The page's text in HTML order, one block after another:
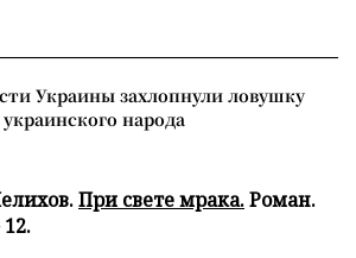
Украины захлопнули ловушку
народа
При свете мрака.Роман.